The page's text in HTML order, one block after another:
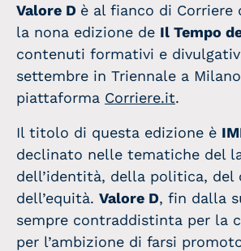
Valore D è al fianco di Corriere
la nona edizione de Il Tempo
contenuti formativi e divulgativi
settembre in Triennale a
piattaforma Corriere.it.
Il titolo di questa edizione è
declinato nelle tematiche del
dell’identità, della politica, del
dell’equità. Valore D, fin dalla
sempre contraddistinta per la
per l’ambizione di farsi